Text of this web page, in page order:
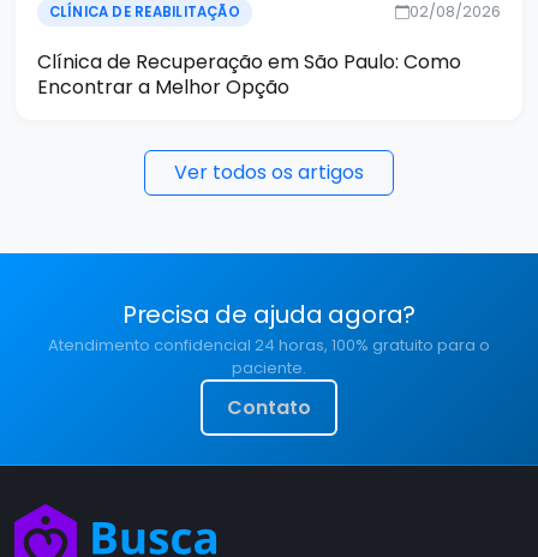
CLÍNICA DE REABILITAÇÃO 02/08/2026
Clínica de Recuperação em São Paulo: Como
Encontrar a Melhor Opção
Ver todos os artigos
Precisa de ajuda agora?
Atendimento confidencial 24 horas, 100% gratuito para o
paciente.
Contato